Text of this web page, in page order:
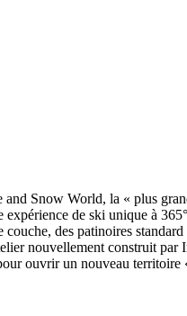
Snow World, la « plus
de ski unique à
des patinoires
nouvellement construit
ouvrir un nouveau territoire